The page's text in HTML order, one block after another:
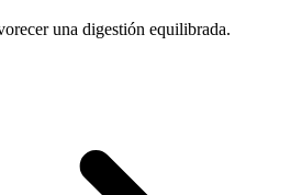
una digestión equilibrada.